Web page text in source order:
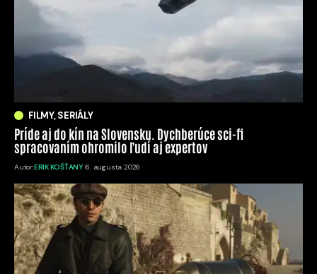
FILMY, SERIÁLY
Príde aj do kín na Slovensku. Dychberúce sci-fi
spracovaním ohromilo ľudí aj expertov
Autor:ERIK KOŠŤANY 6. augusta 2026